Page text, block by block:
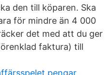
den till köparen. Ska
för mindre än 4 000
det med att du ger
faktura) till
pengar